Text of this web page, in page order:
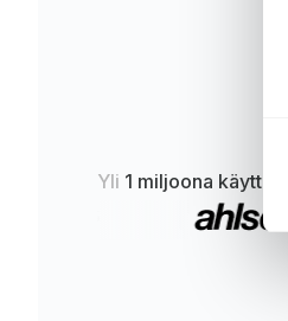
Yli 1 miljoona käyttäjää